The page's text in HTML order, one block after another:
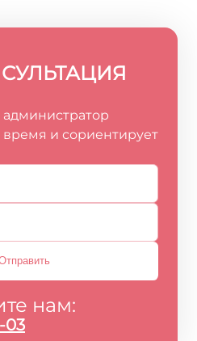
администратор
и сориентирует
нам:
03